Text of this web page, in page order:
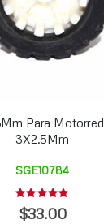
Para
3X2.5Mm
SGE10784
Rating:
0%
$33.00